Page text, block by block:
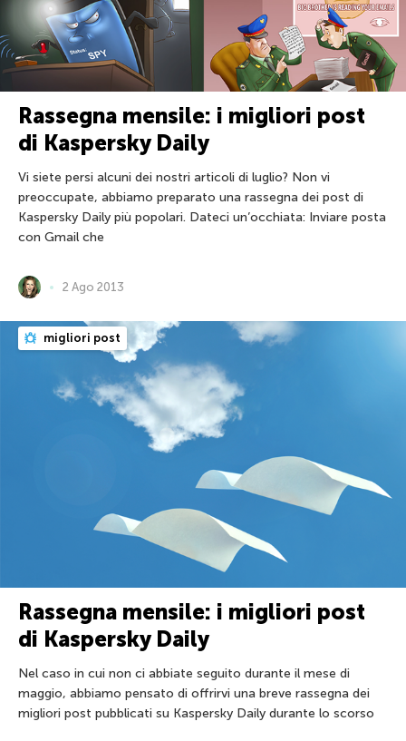
Rassegna mensile: i migliori post
di Kaspersky Daily
Vi siete persi alcuni dei nostri articoli di luglio? Non vi
preoccupate, abbiamo preparato una rassegna dei post di
Kaspersky Daily più popolari. Dateci un’occhiata: Inviare posta
con Gmail che
2 Ago 2013
migliori post
Rassegna mensile: i migliori post
di Kaspersky Daily
Nel caso in cui non ci abbiate seguito durante il mese di
maggio, abbiamo pensato di offrirvi una breve rassegna dei
migliori post pubblicati su Kaspersky Daily durante lo scorso